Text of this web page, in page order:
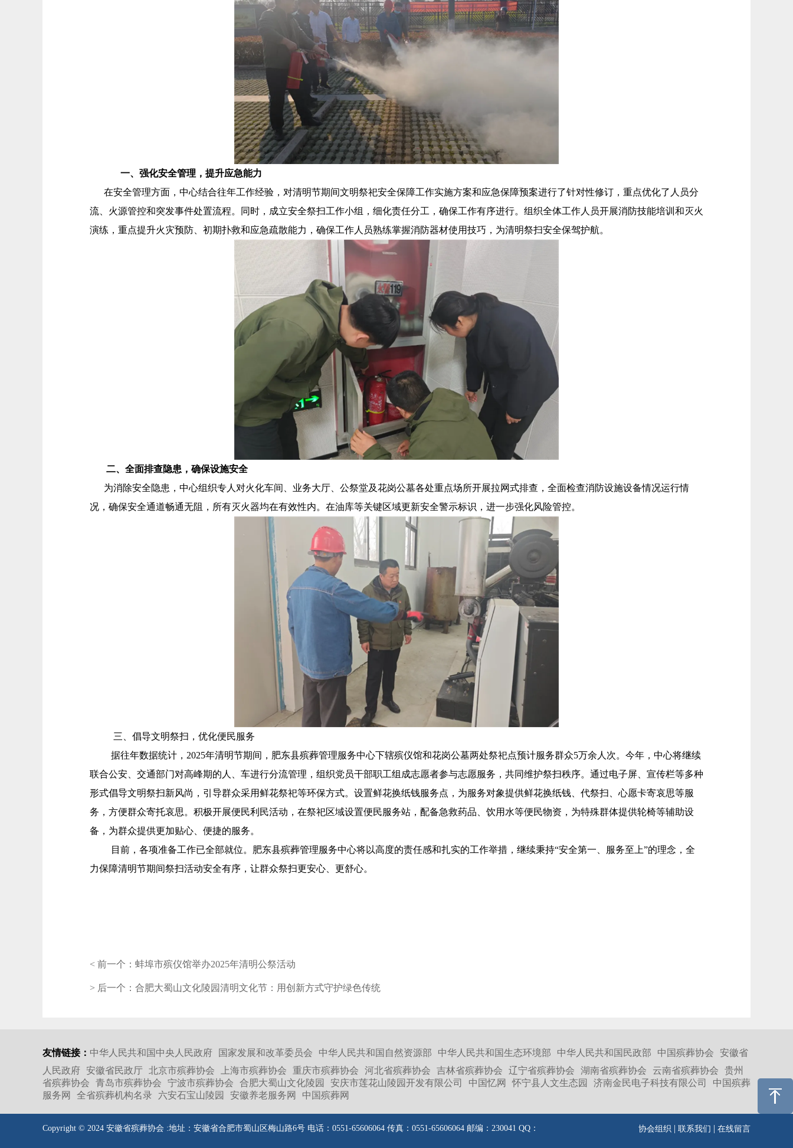
一、强化安全管理，提升应急能力
在安全管理方面，中心结合往年工作经验，对清明节期间文明祭祀安全保障工作实施方案和应急保障预案进行了针对性修订，重点优化了人员分
流、火源管控和突发事件处置流程。同时，成立安全祭扫工作小组，细化责任分工，确保工作有序进行。组织全体工作人员开展消防技能培训和灭火
演练，重点提升火灾预防、初期扑救和应急疏散能力，确保工作人员熟练掌握消防器材使用技巧，为清明祭扫安全保驾护航。
二、全面排查隐患，确保设施安全
为消除安全隐患，中心组织专人对火化车间、业务大厅、公祭堂及花岗公墓各处重点场所开展拉网式排查，全面检查消防设施设备情况运行情
况，确保安全通道畅通无阻，所有灭火器均在有效性内。在油库等关键区域更新安全警示标识，进一步强化风险管控。
三、倡导文明祭扫，优化便民服务
据往年数据统计，2025年清明节期间，肥东县殡葬管理服务中心下辖殡仪馆和花岗公墓两处祭祀点预计服务群众5万余人次。今年，中心将继续
联合公安、交通部门对高峰期的人、车进行分流管理，组织党员干部职工组成志愿者参与志愿服务，共同维护祭扫秩序。通过电子屏、宣传栏等多种
形式倡导文明祭扫新风尚，引导群众采用鲜花祭祀等环保方式。设置鲜花换纸钱服务点，为服务对象提供鲜花换纸钱、代祭扫、心愿卡寄哀思等服
务，方便群众寄托哀思。积极开展便民利民活动，在祭祀区域设置便民服务站，配备急救药品、饮用水等便民物资，为特殊群体提供轮椅等辅助设
备，为群众提供更加贴心、便捷的服务。
目前，各项准备工作已全部就位。肥东县殡葬管理服务中心将以高度的责任感和扎实的工作举措，继续秉持“安全第一、服务至上”的理念，全
力保障清明节期间祭扫活动安全有序，让群众祭扫更安心、更舒心。
< 前一个： 蚌埠市殡仪馆举办2025年清明公祭活动
> 后一个： 合肥大蜀山文化陵园清明文化节：用创新方式守护绿色传统
友情链接： 中华人民共和国中央人民政府 国家发展和改革委员会 中华人民共和国自然资源部 中华人民共和国生态环境部 中华人民共和国民政部 中国殡葬协会
安徽省
人民政府 安徽省民政厅 北京市殡葬协会 上海市殡葬协会 重庆市殡葬协会 河北省殡葬协会 吉林省殡葬协会 辽宁省殡葬协会 湖南省殡葬协会 云南省殡葬协会
贵州
省殡葬协会
青岛市殡葬协会 宁波市殡葬协会 合肥大蜀山文化陵园 安庆市莲花山陵园开发有限公司 中国忆网 怀宁县人文生态园 济南金民电子科技有限公司
中国殡葬
服务网
全省殡葬机构名录 六安石宝山陵园 安徽养老服务网 中国殡葬网
Copyright © 2024 安徽省殡葬协会 :地址：安徽省合肥市蜀山区梅山路6号 电话：0551-65606064 传真：0551-65606064 邮编：230041 QQ： 协会组织 | 联系我们 | 在线留言